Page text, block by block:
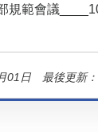
規範會議
01日 最後更新